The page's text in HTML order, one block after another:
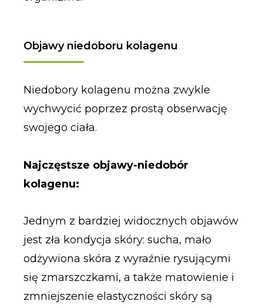
Objawy niedoboru kolagenu
Niedobory kolagenu można zwykle
wychwycić poprzez prostą obserwację
swojego ciała.
Najczęstsze objawy-niedobór
kolagenu:
Jednym z bardziej widocznych objawów
jest zła kondycja skóry: sucha, mało
odżywiona skóra z wyraźnie rysującymi
się zmarszczkami, a także matowienie i
zmniejszenie elastyczności skóry są